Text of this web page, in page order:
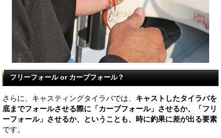
フリーフォール or カーブフォール？
さらに、キャスティングタイラバでは、 キャストしたタイラバを
底までフォールさせる際に「カーブフォール」させるか、「フリ
ーフォール」させるか、ということも、時に釣果に差が出る要素
です。